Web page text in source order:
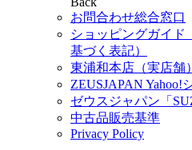
お問合わせ総合窓口
ショッピングガイド
基づく表記）
東浦和本店（実店舗）
ZEUSJAPAN Yahoo!
ゼウスジャパン「
中古品販売基準
Privacy Policy